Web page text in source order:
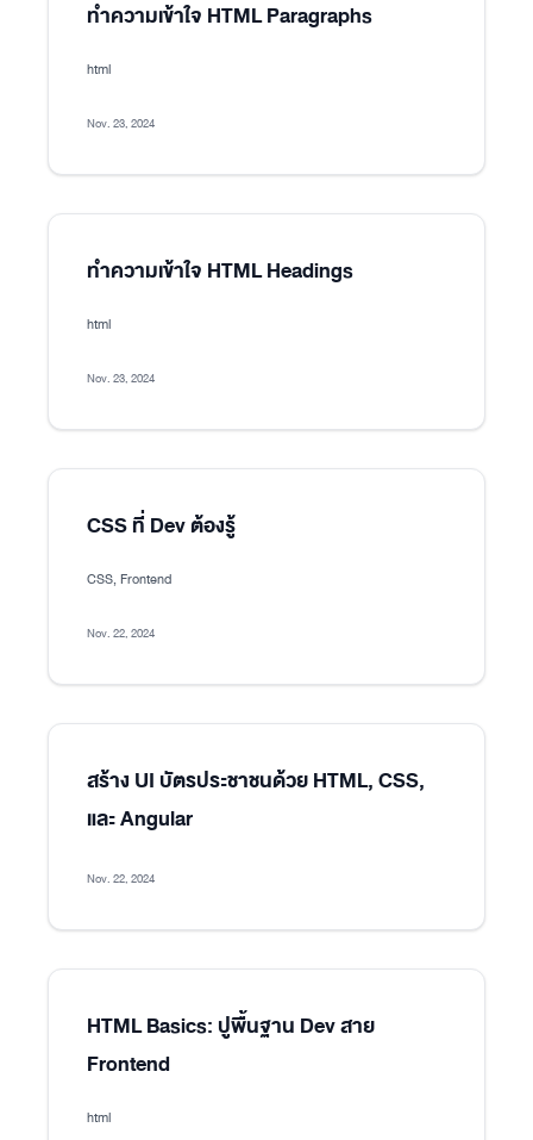
ทำความเข้าใจ HTML Paragraphs
html
Nov. 23, 2024
ทำความเข้าใจ HTML Headings
html
Nov. 23, 2024
CSS ที่ Dev ต้องรู้
CSS, Frontend
Nov. 22, 2024
สร้าง UI บัตรประชาชนด้วย HTML, CSS,
และ Angular
Nov. 22, 2024
HTML Basics: ปูพื้นฐาน Dev สาย
Frontend
html